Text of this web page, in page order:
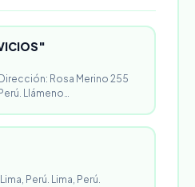
Rosa Merino 255
Llámeno…
Perú. Lima, Perú.